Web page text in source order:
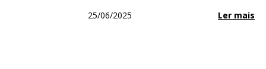
25/06/2025 Ler mais